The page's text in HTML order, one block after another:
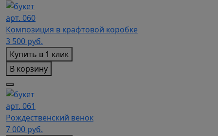
арт. 060
Композиция в крафтовой коробке
3 500 руб.
Купить в 1 клик
В корзину
арт. 061
Рождественский венок
7 000 руб.